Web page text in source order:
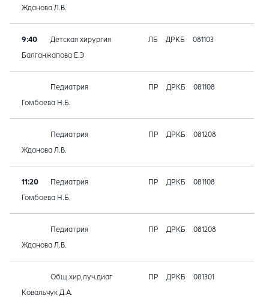
Жданова Л.В.
9:40 Детская хирургия ЛБ ДРКБ 081103
Балганжапова Е.Э
Педиатрия ПР ДРКБ 081108
Гомбоева Н.Б.
Педиатрия ПР ДРКБ 081208
Жданова Л.В.
11:20 Педиатрия ПР ДРКБ 081108
Гомбоева Н.Б.
Педиатрия ПР ДРКБ 081208
Жданова Л.В.
Общ.хир,луч.диаг ПР ДРКБ 081301
Ковальчук Д.А.